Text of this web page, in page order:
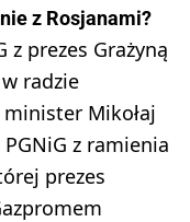
z Rosjanami?
prezes Grażyną
radzie
minister Mikołaj
z ramienia
prezes